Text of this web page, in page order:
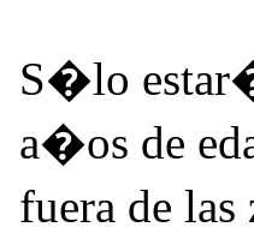
S�lo
a�os de
fuera de